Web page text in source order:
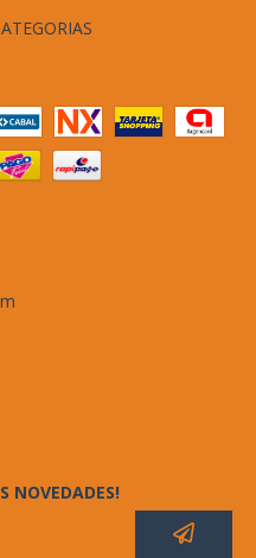
NOVEDADES!